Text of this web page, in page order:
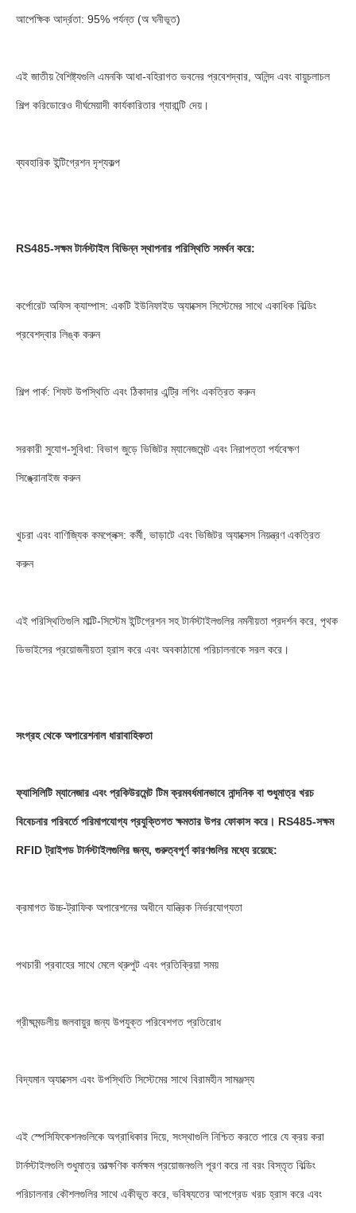
আপেক্ষিক আর্দ্রতা: 95% পর্যন্ত (অ ঘনীভূত)
এই জাতীয় বৈশিষ্ট্যগুলি এমনকি আধা-বহিরাগত ভবনের প্রবেশদ্বার, অলিন্দ এবং বায়ুচলাচল
শিল্প করিডোরেও দীর্ঘমেয়াদী কার্যকারিতার গ্যারান্টি দেয়।
ব্যবহারিক ইন্টিগ্রেশন দৃশ্যকল্প
RS485-সক্ষম টার্নস্টাইল বিভিন্ন স্থাপনার পরিস্থিতি সমর্থন করে:
কর্পোরেট অফিস ক্যাম্পাস: একটি ইউনিফাইড অ্যাক্সেস সিস্টেমের সাথে একাধিক বিল্ডিং
প্রবেশদ্বার লিঙ্ক করুন
শিল্প পার্ক: শিফট উপস্থিতি এবং ঠিকাদার এন্ট্রি লগিং একত্রিত করুন
সরকারী সুযোগ-সুবিধা: বিভাগ জুড়ে ভিজিটর ম্যানেজমেন্ট এবং নিরাপত্তা পর্যবেক্ষণ
সিঙ্ক্রোনাইজ করুন
খুচরা এবং বাণিজ্যিক কমপ্লেক্স: কর্মী, ভাড়াটে এবং ভিজিটর অ্যাক্সেস নিয়ন্ত্রণ একত্রিত
করুন
এই পরিস্থিতিগুলি মাল্টি-সিস্টেম ইন্টিগ্রেশন সহ টার্নস্টাইলগুলির নমনীয়তা প্রদর্শন করে, পৃথক
ডিভাইসের প্রয়োজনীয়তা হ্রাস করে এবং অবকাঠামো পরিচালনাকে সরল করে।
সংগ্রহ থেকে অপারেশনাল ধারাবাহিকতা
ফ্যাসিলিটি ম্যানেজার এবং প্রকিউরমেন্ট টিম ক্রমবর্ধমানভাবে নান্দনিক বা শুধুমাত্র খরচ
বিবেচনার পরিবর্তে পরিমাপযোগ্য প্রযুক্তিগত ক্ষমতার উপর ফোকাস করে। RS485-সক্ষম
RFID ট্রাইপড টার্নস্টাইলগুলির জন্য, গুরুত্বপূর্ণ কারণগুলির মধ্যে রয়েছে:
ক্রমাগত উচ্চ-ট্রাফিক অপারেশনের অধীনে যান্ত্রিক নির্ভরযোগ্যতা
পথচারী প্রবাহের সাথে মেলে থ্রুপুট এবং প্রতিক্রিয়া সময়
গ্রীষ্মমন্ডলীয় জলবায়ুর জন্য উপযুক্ত পরিবেশগত প্রতিরোধ
বিদ্যমান অ্যাক্সেস এবং উপস্থিতি সিস্টেমের সাথে বিরামহীন সামঞ্জস্য
এই স্পেসিফিকেশনগুলিকে অগ্রাধিকার দিয়ে, সংস্থাগুলি নিশ্চিত করতে পারে যে ক্রয় করা
টার্নস্টাইলগুলি শুধুমাত্র তাত্ক্ষণিক কর্মক্ষম প্রয়োজনগুলি পূরণ করে না বরং বিস্তৃত বিল্ডিং
পরিচালনার কৌশলগুলির সাথে একীভূত করে, ভবিষ্যতের আপগ্রেড খরচ হ্রাস করে এবং